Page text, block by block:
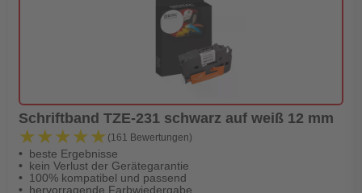
Schriftband TZE-231 schwarz auf weiß 12 mm
★★★★★
★★★★★ (161 Bewertungen)
beste Ergebnisse
kein Verlust der Gerätegarantie
100% kompatibel und passend
hervorragende Farbwiedergabe